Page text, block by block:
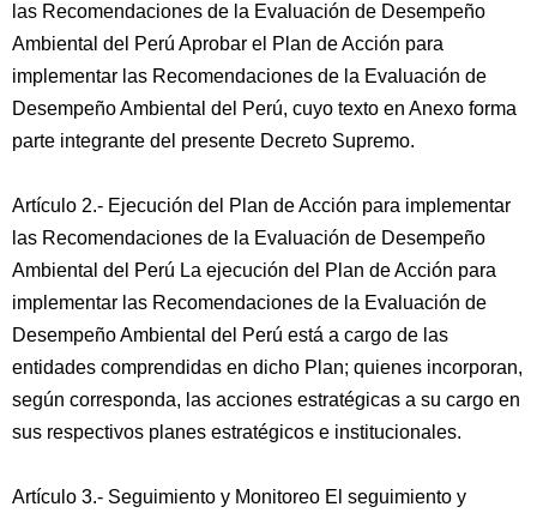
las Recomendaciones de la Evaluación de Desempeño
Ambiental del Perú Aprobar el Plan de Acción para
implementar las Recomendaciones de la Evaluación de
Desempeño Ambiental del Perú, cuyo texto en Anexo forma
parte integrante del presente Decreto Supremo.
Artículo 2.- Ejecución del Plan de Acción para implementar
las Recomendaciones de la Evaluación de Desempeño
Ambiental del Perú La ejecución del Plan de Acción para
implementar las Recomendaciones de la Evaluación de
Desempeño Ambiental del Perú está a cargo de las
entidades comprendidas en dicho Plan; quienes incorporan,
según corresponda, las acciones estratégicas a su cargo en
sus respectivos planes estratégicos e institucionales.
Artículo 3.- Seguimiento y Monitoreo El seguimiento y